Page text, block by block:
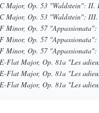
Major, Op. 53 "Waldstein": II.
Major, Op. 53 "Waldstein":
Minor, Op. 57
Minor, Op. 57
Minor, Op. 57
Flat Major, Op. 81a "Les
Flat Major, Op. 81a "Les
Flat Major, Op. 81a "Les